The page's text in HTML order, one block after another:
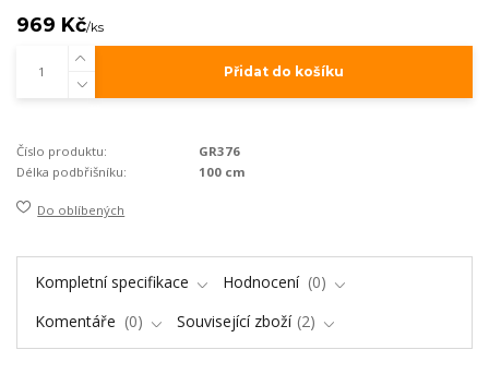
969 Kč/ks
Přidat do košíku
Číslo produktu:
GR376
Délka podbřišníku:
100 cm
Do oblíbených
Kompletní specifikace Hodnocení
0
Komentáře
0 Související zboží 2